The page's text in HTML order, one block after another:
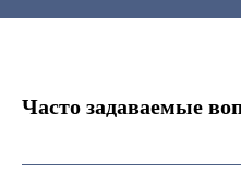
Часто задаваемые